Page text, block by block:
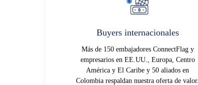
Buyers internacionales
Más de 150 embajadores ConnectFlag y
empresarios en EE.UU., Europa, Centro
América y El Caribe y 50 aliados en
Colombia respaldan nuestra oferta de valor.